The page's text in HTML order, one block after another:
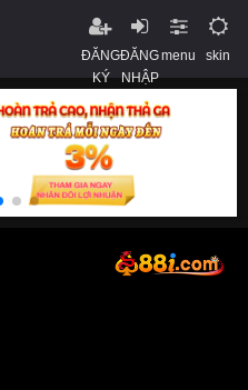
ĐĂNG
KÝ
ĐĂNG
NHẬP
menu skin